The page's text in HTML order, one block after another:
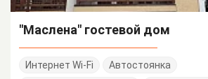
"Маслена" гостевой дом
Интернет Wi-Fi
Автостоянка